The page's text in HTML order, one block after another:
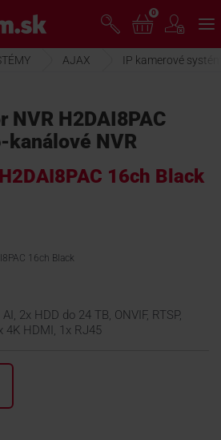
0
AJAX IP kamerové
NVR H2DAI8PAC
kanálové NVR
16ch Black
16ch Black
2x HDD do 24 TB, ONVIF, RTSP,
4K HDMI, 1x RJ45